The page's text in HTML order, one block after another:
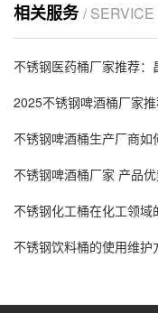
相关服务/ SERVICE
不锈钢医药桶厂家推荐：
2025不锈钢啤酒桶厂家
不锈钢啤酒桶生产厂商如
不锈钢啤酒桶厂家 产品
不锈钢化工桶在化工领域
不锈钢饮料桶的使用维护